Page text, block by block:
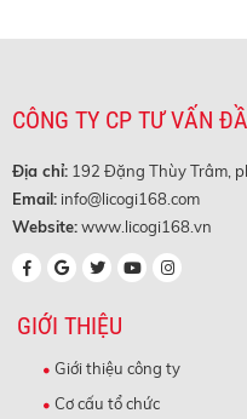
CÔNG TY CP TƯ VẤN
Địa chỉ: 192 Đặng Thùy Trâm,
Email: info@licogi168.com
Website:www.licogi168.vn
GIỚI THIỆU
Giới thiệu công ty
Cơ cấu tổ chức